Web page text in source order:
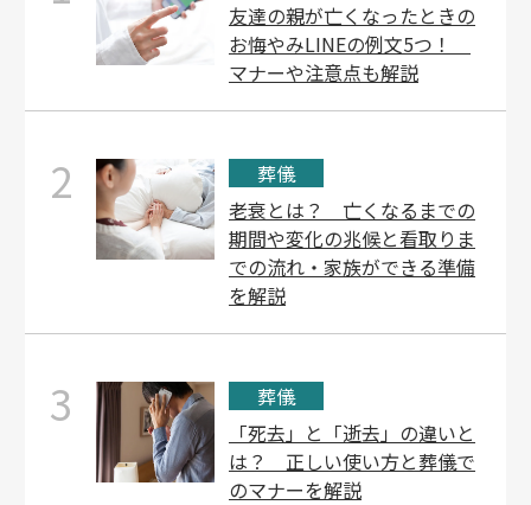
友達の親が亡くなったときの
お悔やみLINEの例文5つ！
マナーや注意点も解説
2
葬儀
老衰とは？ 亡くなるまでの
期間や変化の兆候と看取りま
での流れ・家族ができる準備
を解説
3
葬儀
「死去」と「逝去」の違いと
は？ 正しい使い方と葬儀で
のマナーを解説